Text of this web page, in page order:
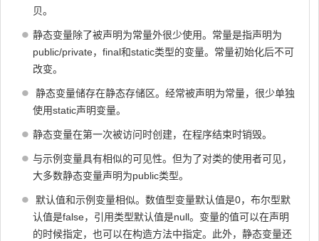
贝。
静态变量除了被声明为常量外很少使用。常量是指声明为
public/private，final和static类型的变量。常量初始化后不可
改变。
静态变量储存在静态存储区。经常被声明为常量，很少单独
使用static声明变量。
静态变量在第一次被访问时创建，在程序结束时销毁。
与示例变量具有相似的可见性。但为了对类的使用者可见，
大多数静态变量声明为public类型。
默认值和示例变量相似。数值型变量默认值是0，布尔型默
认值是false，引用类型默认值是null。变量的值可以在声明
的时候指定，也可以在构造方法中指定。此外，静态变量还